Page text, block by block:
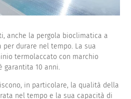
anche la pergola bioclimatica a
durare nel tempo. La sua
termolaccato con marchio
garantita 10 anni.
in particolare, la qualità della
nel tempo e la sua capacità di